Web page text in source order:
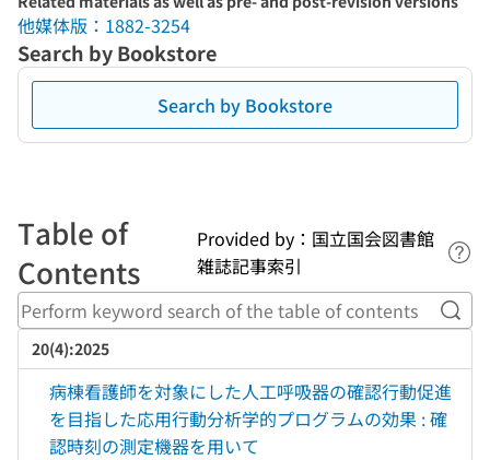
他媒体版：1882-3254
Search by Bookstore
Search by Bookstore
Table of
Contents
Provided by：国立国会図書館
雑誌記事索引
20(4):2025
病棟看護師を対象にした人工呼吸器の確認行動促進
を目指した応用行動分析学的プログラムの効果 : 確
認時刻の測定機器を用いて